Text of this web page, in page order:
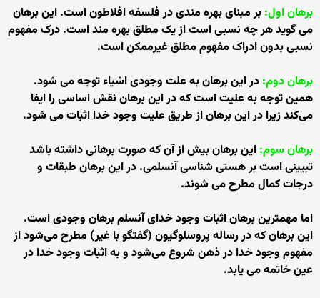
برهان اول: بر مبنای بهره مندی در فلسفه افلاطون است. این برهان
می گوید هر چه نسبی است از یک مطلق بهره مند است. درک مفهوم
نسبی بدون ادراک مفهوم مطلق غیرممکن است.
برهان دوم: در این برهان به علت وجودی اشیاء توجه می شود.
همین توجه به علیت است که در این برهان نقش اساسی را ایفا
می‌کند زیرا در این برهان از طریق علیت وجود خدا اثبات می شود.
برهان سوم: این برهان بیش از آن که صورت برهانی داشته باشد
تبیینی است بر هستی شناسی آنسلمی. در این برهان طبقات و
درجات کمال مطرح می شوند.
اما مهمترین برهان اثبات وجود خدای آنسلم برهان وجودی است.
این برهان که در رساله پروسلوگیون (گفتگو با غیر) مطرح می‌شود از
مفهوم وجود خدا در ذهن شروع می‌شود و به اثبات وجود خدا در
عین خاتمه می یابد.